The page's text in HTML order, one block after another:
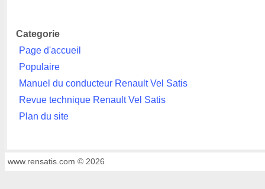
Categorie
Page d'accueil
Populaire
Manuel du conducteur Renault Vel Satis
Revue technique Renault Vel Satis
Plan du site
www.rensatis.com © 2026